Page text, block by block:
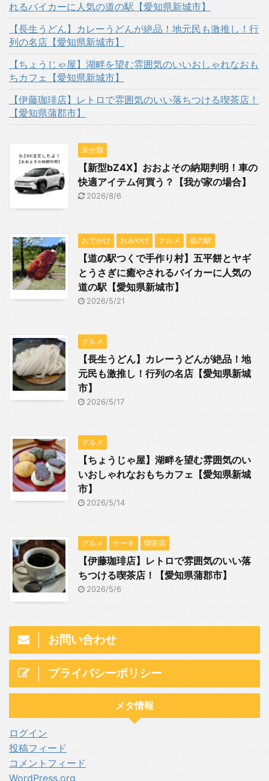
れるバイカーに人気の道の駅【愛知県新城市】
【長生うどん】カレーうどんが絶品！地元民も激推し！行
列の名店【愛知県新城市】
【ちょうじゃ屋】湖畔を望む雰囲気のいいおしゃれなおも
ちカフェ【愛知県新城市】
【伊藤珈琲店】レトロで雰囲気のいい落ちつける喫茶店！
【愛知県蒲郡市】
未分類
【新型bZ4X】おおよその納期判明！車の
快適アイテム何買う？【我が家の場合】
2026/8/6
おでかけ おみやげ グルメ 道の駅
【道の駅つくで手作り村】五平餅とヤギ
とうさぎに癒やされるバイカーに人気の
道の駅【愛知県新城市】
2026/5/21
グルメ
【長生うどん】カレーうどんが絶品！地
元民も激推し！行列の名店【愛知県新城
市】
2026/5/17
グルメ
【ちょうじゃ屋】湖畔を望む雰囲気のい
いおしゃれなおもちカフェ【愛知県新城
市】
2026/5/14
グルメ ケーキ 喫茶店
【伊藤珈琲店】レトロで雰囲気のいい落
ちつける喫茶店！【愛知県蒲郡市】
2026/5/6
お問い合わせ
プライバシーポリシー
メタ情報
ログイン
投稿フィード
コメントフィード
WordPress.org